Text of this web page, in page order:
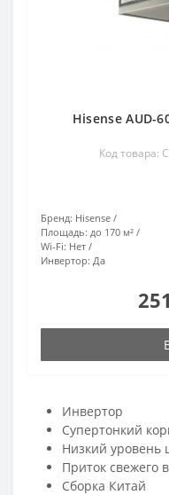
Hisense AUD-
Код товара:
Бренд: Hisense
Площадь: до 170 м²
Wi-Fi: Нет
Инвертор: Да
Инвертор
Супертонкий
Низкий уровень
Приток свежего
Сборка Китай